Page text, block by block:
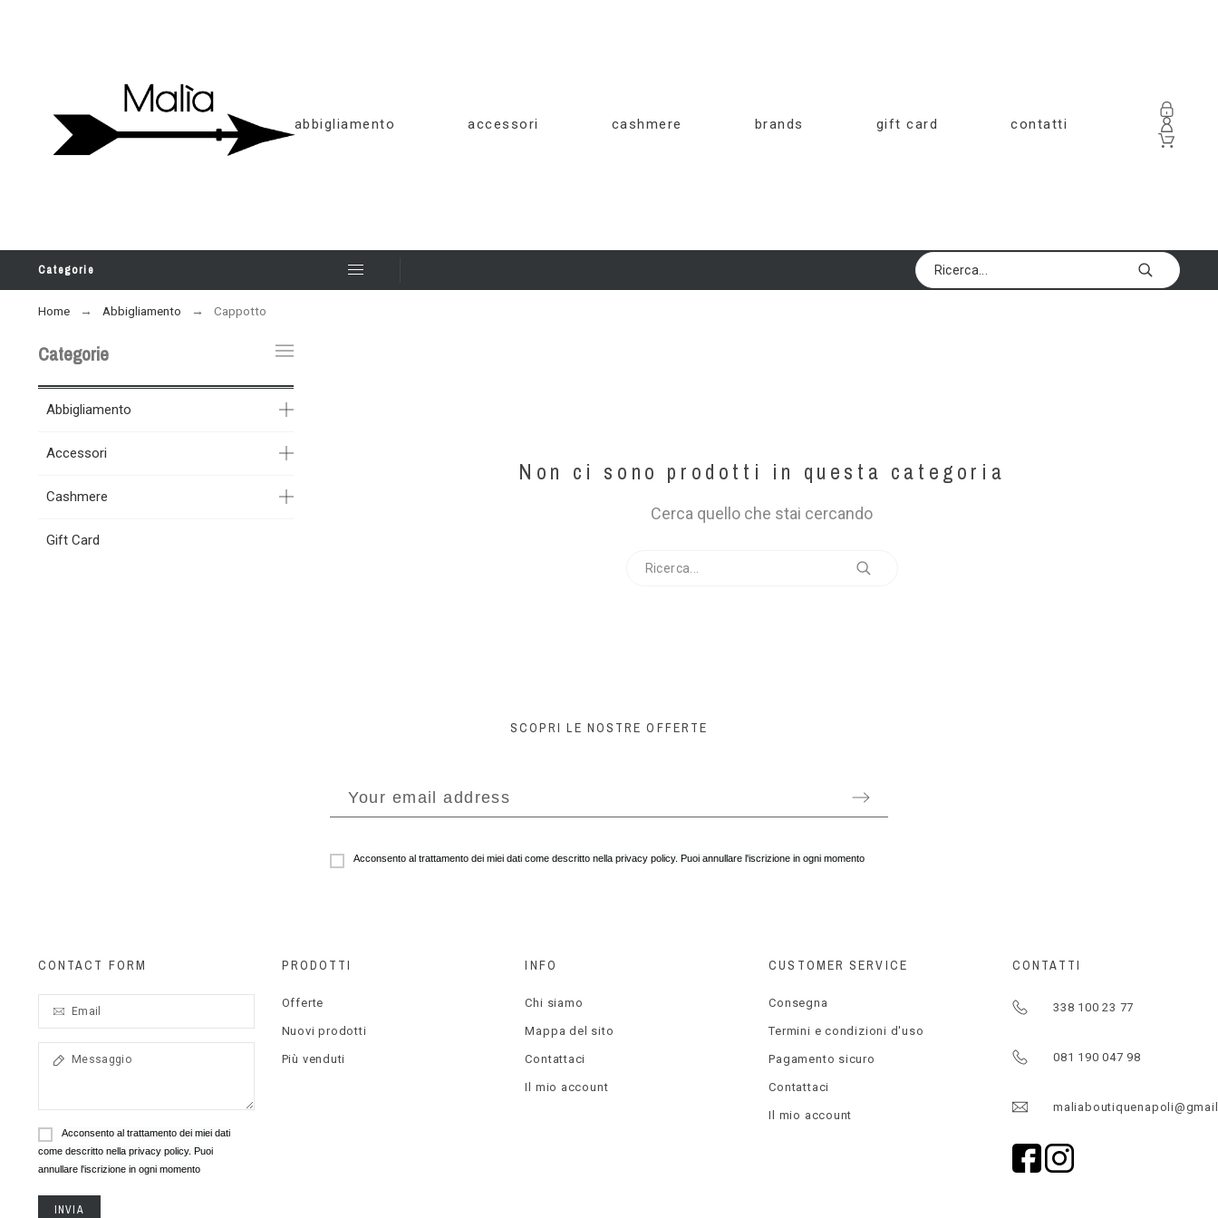
abbigliamento accessori cashmere brands gift card contatti
Categorie
Home Abbigliamento Cappotto
Categorie
Abbigliamento
Accessori
Cashmere
Gift Card
Non ci sono prodotti in questa categoria
Cerca quello che stai cercando
SCOPRI LE NOSTRE OFFERTE
Acconsento al trattamento dei miei dati come descritto nella privacy policy. Puoi annullare l'iscrizione in ogni momento
CONTACT FORM
Acconsento al trattamento dei miei dati
come descritto nella privacy policy. Puoi
annullare l'iscrizione in ogni momento
INVIA
PRODOTTI
Offerte
Nuovi prodotti
Più venduti
INFO
Chi siamo
Mappa del sito
Contattaci
Il mio account
CUSTOMER SERVICE
Consegna
Termini e condizioni d'uso
Pagamento sicuro
Contattaci
Il mio account
CONTATTI
338 100 23 77
081 190 047 98